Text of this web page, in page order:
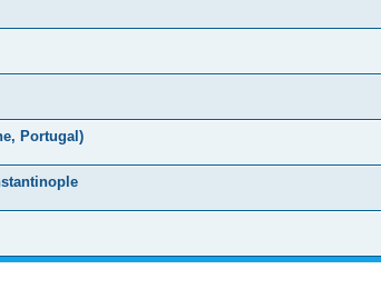
Portugal)